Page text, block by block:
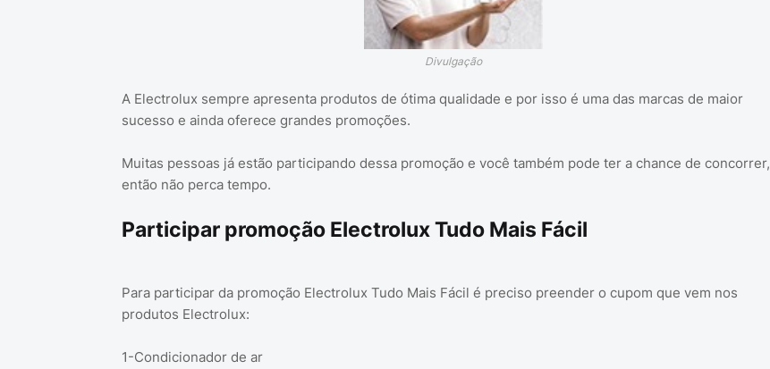
Divulgação
A Electrolux sempre apresenta produtos de ótima qualidade e por isso é uma das marcas de maior
sucesso e ainda oferece grandes promoções.
Muitas pessoas já estão participando dessa promoção e você também pode ter a chance de concorrer,
então não perca tempo.
Participar promoção Electrolux Tudo Mais Fácil
Para participar da promoção Electrolux Tudo Mais Fácil é preciso preender o cupom que vem nos
produtos Electrolux:
1-Condicionador de ar